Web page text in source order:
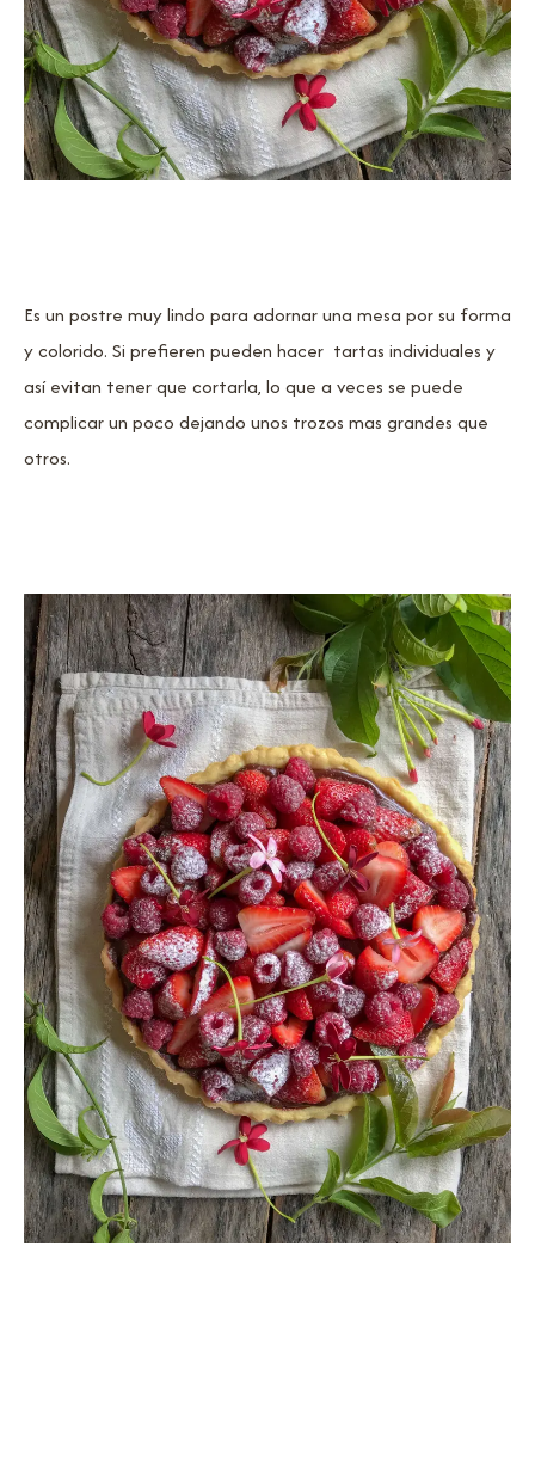
Es un postre muy lindo para adornar una mesa por su forma
y colorido. Si prefieren pueden hacer tartas individuales y
así evitan tener que cortarla, lo que a veces se puede
complicar un poco dejando unos trozos mas grandes que
otros.